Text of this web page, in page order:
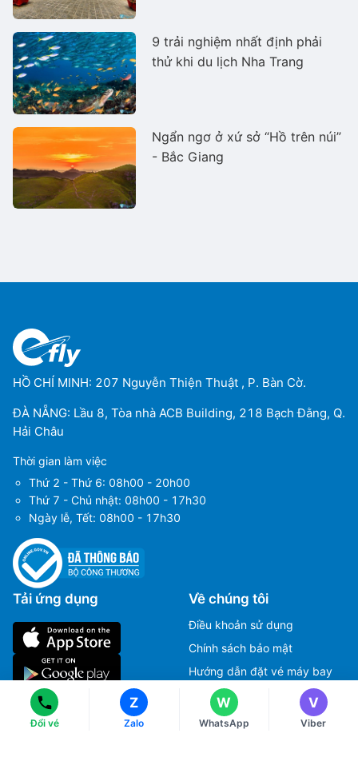
9 trải nghiệm nhất định phải
thử khi du lịch Nha Trang
Ngẩn ngơ ở xứ sở “Hồ trên núi”
- Bắc Giang
HỒ CHÍ MINH: 207 Nguyễn Thiện Thuật , P. Bàn Cờ.
ĐÀ NẴNG: Lầu 8, Tòa nhà ACB Building, 218 Bạch Đằng, Q.
Hải Châu
Thời gian làm việc
Thứ 2 - Thứ 6: 08h00 - 20h00
Thứ 7 - Chủ nhật: 08h00 - 17h30
Ngày lễ, Tết: 08h00 - 17h30
Tải ứng dụng
Liên hệ với chúng tôi
Về chúng tôi
Điều khoản sử dụng
Chính sách bảo mật
Hướng dẫn đặt vé máy bay
Chính sách thanh toán
Chính sách xử lý khiếu nại
Đổi vé
Z
Zalo
W
WhatsApp
(+84) 70 854 1213
Ms Huỳnh
V
Viber
(+84) 70 854 1213
Ms Huỳnh